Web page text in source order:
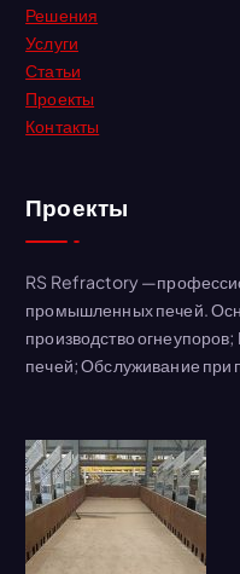
Решения
Услуги
Статьи
Проекты
Контакты
Проекты
RS Refractory
промышленных печей.
производство
печей; Обслуживание при